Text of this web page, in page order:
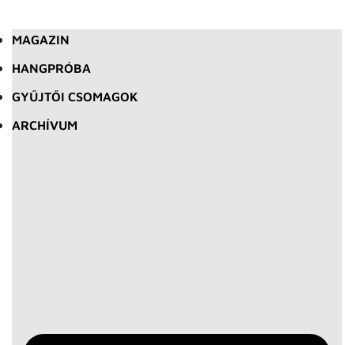
MAGAZIN
HANGPRÓBA
GYŰJTŐI CSOMAGOK
ARCHÍVUM